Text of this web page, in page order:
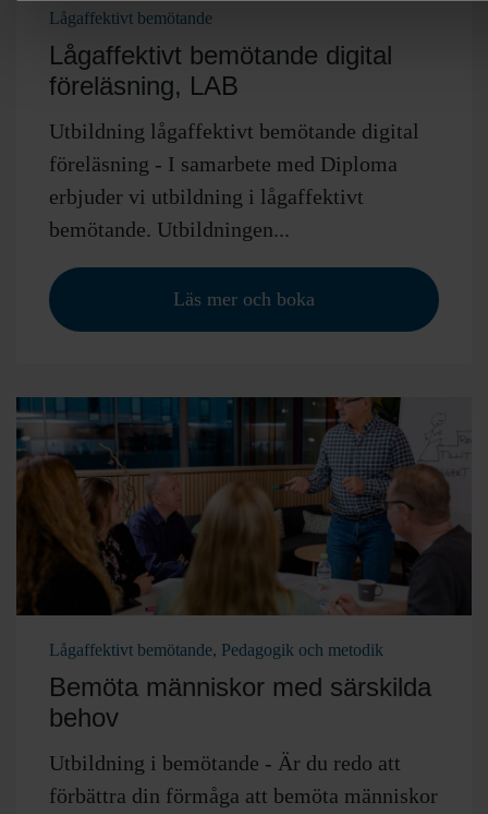
Lågaffektivt bemötande
Lågaffektivt bemötande digital
föreläsning, LAB
Utbildning lågaffektivt bemötande digital
föreläsning - I samarbete med Diploma
erbjuder vi utbildning i lågaffektivt
bemötande. Utbildningen...
Läs mer och boka
Lågaffektivt bemötande, Pedagogik och metodik
Bemöta människor med särskilda
behov
Utbildning i bemötande - Är du redo att
förbättra din förmåga att bemöta människor